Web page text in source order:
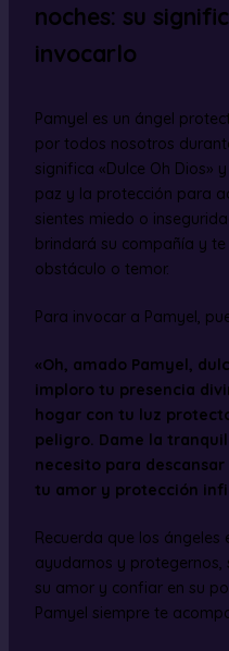
noches: su
invocarlo
Pamyel es un ángel
por todos nosotros
significa «Dulce Oh Dios»
paz y la protección para
sientes miedo o
brindará su compañía y
obstáculo o temor.
Para invocar a Pamyel,
«Oh, amado Pamyel,
imploro tu presencia
hogar con tu luz
peligro. Dame la
necesito para
tu amor y protección
Recuerda que los
ayudarnos y
su amor y confiar en su
Pamyel siempre te